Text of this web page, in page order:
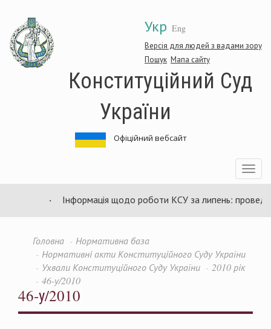
основного
матеріалу
Укр Eng
Версія для людей з вадами зору
Пошук Мапа сайту
Конституційний Суд
України
Офіційний вебсайт
Toggle
Інформація щодо роботи КСУ за липень:
Головна
Нормативна база
Нормативні акти Конституційного Суду України
Ухвали Конституційного Суду України
2010 рік
46-у/2010
46-у/2010